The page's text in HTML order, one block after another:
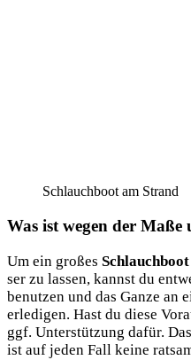
Schlauch­boot am Strand
Was ist wegen der Maße
Um ein gro­ßes
ser zu las­sen, kannst du
benut­zen und das Gan­ze an
erle­di­gen. Hast du die­se
ggf. Unter­stüt­zung dafür.
ist auf jeden Fall kei­ne